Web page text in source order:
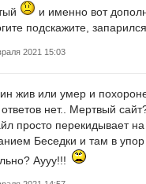
и именно вот
подскажите, запарился
2021 15:03
жив или умер и
нет.. Мертвый
просто перекидывает на
Беседки и там в
Аууу!!!